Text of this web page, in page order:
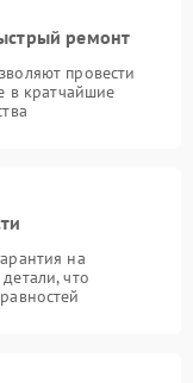
ремонт
провести
в кратчайшие
на
что